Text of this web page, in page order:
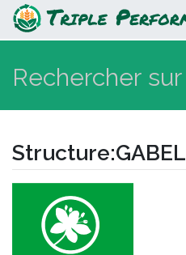
GABEL
Structure:GABEL
Aller à :navigation